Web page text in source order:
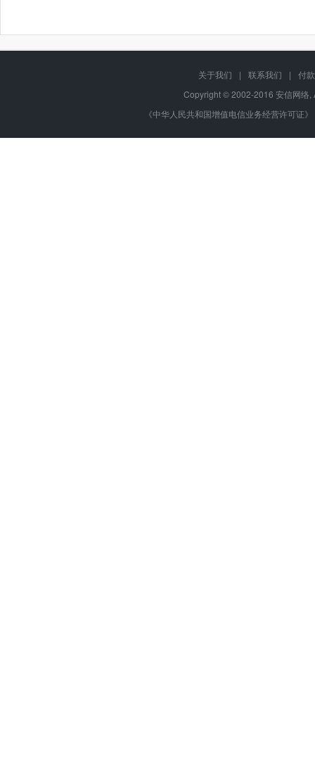
关于我们 | 联系我们 |
付
Copyright © 2002-2016 安信网
《中华人民共和国增值电信业务经营许可